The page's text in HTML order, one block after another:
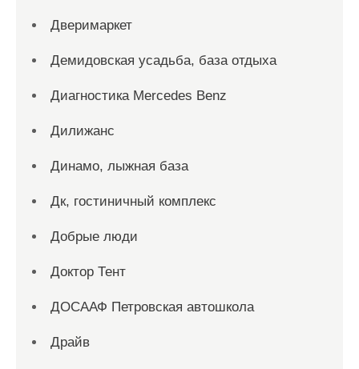
Дверимаркет
Демидовская усадьба, база отдыха
Диагностика Mercedes Benz
Дилижанс
Динамо, лыжная база
Дк, гостиничный комплекс
Добрые люди
Доктор Тент
ДОСААФ Петровская автошкола
Драйв